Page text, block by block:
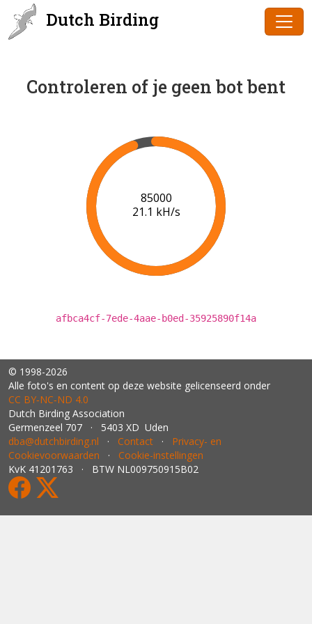
Dutch Birding
Controleren of je geen bot bent
87000
21.2 kH/s
afbca4cf-7ede-4aae-b0ed-35925890f14a
© 1998-2026
Alle foto's en content op deze website gelicenseerd onder
CC BY‑NC‑ND 4.0
Dutch Birding Association
Germenzeel 707 · 5403 XD Uden
dba@dutchbirding.nl · Contact · Privacy- en
Cookievoorwaarden · Cookie-instellingen
KvK 41201763 · BTW NL009750915B02